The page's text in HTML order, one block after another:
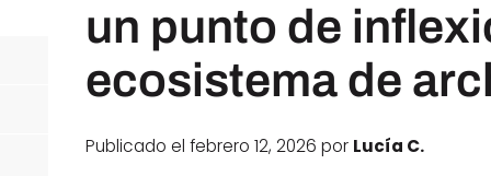
un punto de
ecosistema de
Publicado el febrero 12, 2026 por Lucía C.